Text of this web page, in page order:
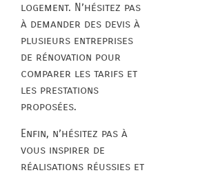
logement. N’hésitez pas
à demander des devis à
plusieurs entreprises
de rénovation pour
comparer les tarifs et
les prestations
proposées.
Enfin, n’hésitez pas à
vous inspirer de
réalisations réussies et